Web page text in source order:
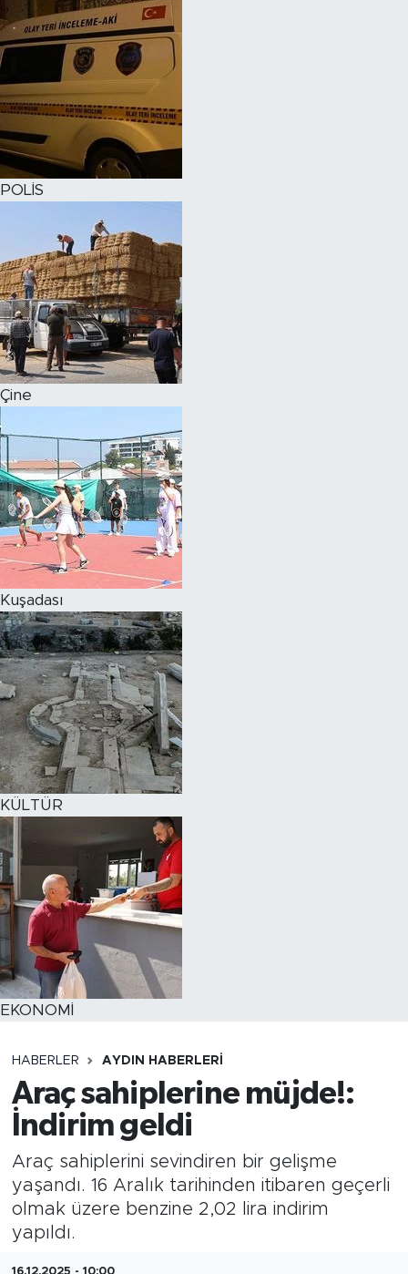
POLİS
Çine
Kuşadası
KÜLTÜR
EKONOMİ
HABERLER AYDIN HABERLERI
Araç sahiplerine müjde!:
İndirim geldi
Araç sahiplerini sevindiren bir gelişme
yaşandı. 16 Aralık tarihinden itibaren geçerli
olmak üzere benzine 2,02 lira indirim
yapıldı.